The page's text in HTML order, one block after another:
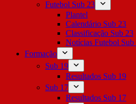
Futebol Sub 23
Plantel
Calendário Sub 23
Classificação Sub 23
Notícias Futebol Sub
Formação
Sub 19
Resultados Sub 19
Sub 17
Resultados Sub 17